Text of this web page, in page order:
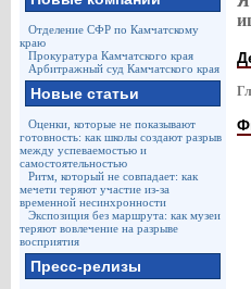
Отделение СФР по Камчатскому
краю
Прокуратура Камчатского края
Арбитражный суд Камчатского края
Новые статьи
Оценки, которые не показывают
готовность: как школы создают разрыв
между успеваемостью и
самостоятельностью
Ритм, который не совпадает: как
мечети теряют участие из-за
временной несинхронности
Экспозиция без маршрута: как музеи
теряют вовлечение на разрыве
восприятия
Пресс-релизы